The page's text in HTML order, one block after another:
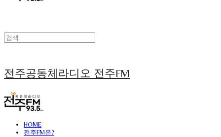
전주공동체라디오 전주FM
HOME
전주FM은?